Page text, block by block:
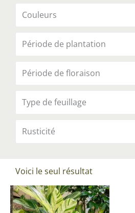
Couleurs
Période de plantation
Période de floraison
Type de feuillage
Rusticité
Voici le seul résultat